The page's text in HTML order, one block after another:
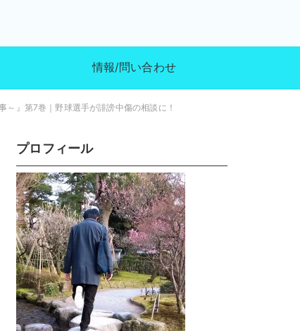
情報/問い合わせ
』第7巻｜野球選手が誹謗中傷の相談に！
プロフィール